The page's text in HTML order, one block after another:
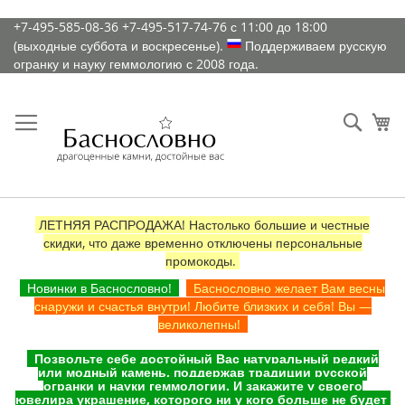
К
содержимому
+7-495-585-08-36 +7-495-517-74-76 с 11:00 до 18:00
(выходные суббота и воскресенье).
Поддерживаем русскую
огранку и науку геммологию с 2008 года.
ЛЕТНЯЯ РАСПРОДАЖА! Настолько большие и честные
скидки, что даже временно отключены персональные
промокоды.
Новинки в Баснословно!
Баснословно желает Вам весны
снаружи и счастья внутри! Любите близких и себя! Вы —
великолепны!
Позвольте себе достойный Вас натуральный редкий
или модный камень, поддержав традиции русской
огранки и науки геммологии. И закажите у своего
ювелира украшение, которого ни у кого больше не будет